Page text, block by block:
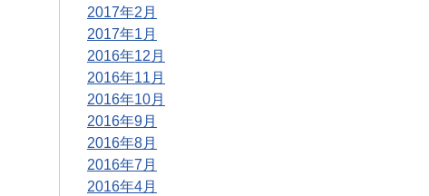
2017年2月
2017年1月
2016年12月
2016年11月
2016年10月
2016年9月
2016年8月
2016年7月
2016年4月